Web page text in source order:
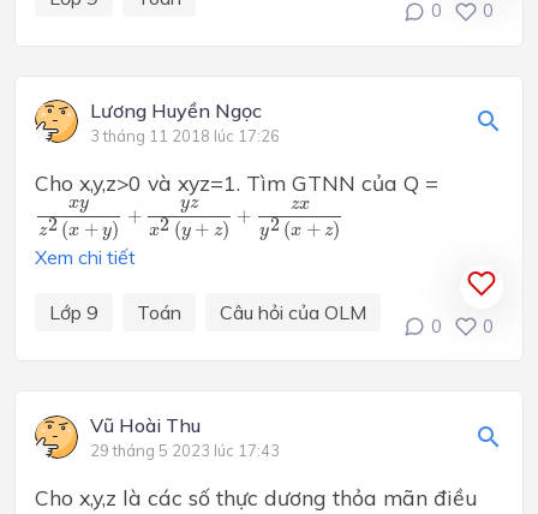
0 0
Lương Huyền Ngọc
3 tháng 11 2018 lúc 17:26
Cho x,y,z>0 và xyz=1. Tìm GTNN của Q =
xy
z2 (x + y)
+
yz
x2 (y + z)
+
zx
y2 (x + z)
xyz2(x+y +y z x2(y+ )+z x y2( x+z )
Xem chi tiết
Lớp 9 Toán Câu hỏi của OLM
0 0
Vũ Hoài Thu
29 tháng 5 2023 lúc 17:43
Cho x,y,z là các số thực dương thỏa mãn điều